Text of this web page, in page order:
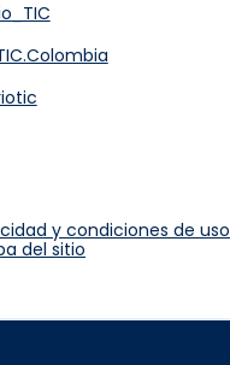
y condiciones de uso
del sitio